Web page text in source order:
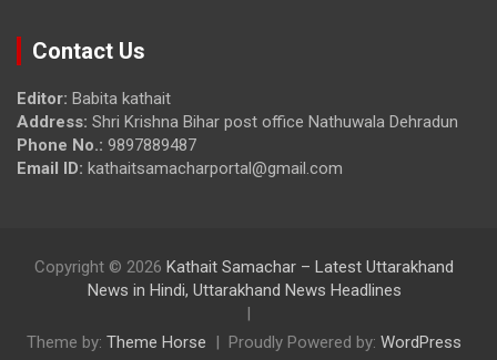
Contact Us
Editor: Babita kathait
Address: Shri Krishna Bihar post office Nathuwala Dehradun
Phone No.: 9897889487
Email ID: kathaitsamacharportal@gmail.com
Copyright © 2026 Kathait Samachar – Latest Uttarakhand
News in Hindi, Uttarakhand News Headlines
Theme by: Theme Horse Proudly Powered by: WordPress